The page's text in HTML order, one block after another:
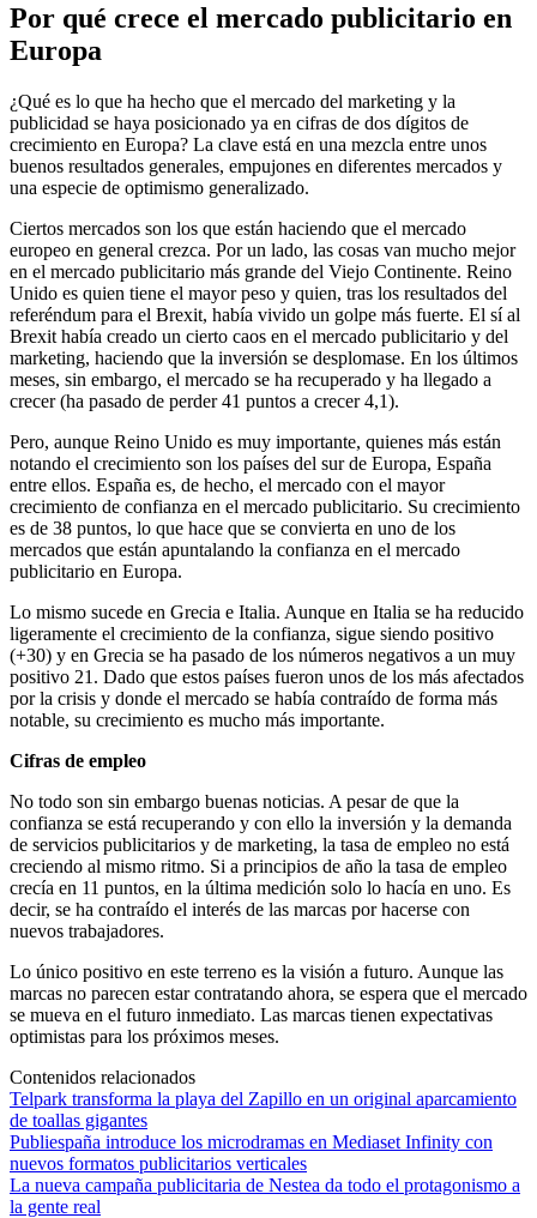
Por qué crece el mercado publicitario en
Europa
¿Qué es lo que ha hecho que el mercado del marketing y la
publicidad se haya posicionado ya en cifras de dos dígitos de
crecimiento en Europa? La clave está en una mezcla entre unos
buenos resultados generales, empujones en diferentes mercados y
una especie de optimismo generalizado.
Ciertos mercados son los que están haciendo que el mercado
europeo en general crezca. Por un lado, las cosas van mucho mejor
en el mercado publicitario más grande del Viejo Continente. Reino
Unido es quien tiene el mayor peso y quien, tras los resultados del
referéndum para el Brexit, había vivido un golpe más fuerte. El sí al
Brexit había creado un cierto caos en el mercado publicitario y del
marketing, haciendo que la inversión se desplomase. En los últimos
meses, sin embargo, el mercado se ha recuperado y ha llegado a
crecer (ha pasado de perder 41 puntos a crecer 4,1).
Pero, aunque Reino Unido es muy importante, quienes más están
notando el crecimiento son los países del sur de Europa, España
entre ellos. España es, de hecho, el mercado con el mayor
crecimiento de confianza en el mercado publicitario. Su crecimiento
es de 38 puntos, lo que hace que se convierta en uno de los
mercados que están apuntalando la confianza en el mercado
publicitario en Europa.
Lo mismo sucede en Grecia e Italia. Aunque en Italia se ha reducido
ligeramente el crecimiento de la confianza, sigue siendo positivo
(+30) y en Grecia se ha pasado de los números negativos a un muy
positivo 21. Dado que estos países fueron unos de los más afectados
por la crisis y donde el mercado se había contraído de forma más
notable, su crecimiento es mucho más importante.
Cifras de empleo
No todo son sin embargo buenas noticias. A pesar de que la
confianza se está recuperando y con ello la inversión y la demanda
de servicios publicitarios y de marketing, la tasa de empleo no está
creciendo al mismo ritmo. Si a principios de año la tasa de empleo
crecía en 11 puntos, en la última medición solo lo hacía en uno. Es
decir, se ha contraído el interés de las marcas por hacerse con
nuevos trabajadores.
Lo único positivo en este terreno es la visión a futuro. Aunque las
marcas no parecen estar contratando ahora, se espera que el mercado
se mueva en el futuro inmediato. Las marcas tienen expectativas
optimistas para los próximos meses.
Contenidos relacionados
Telpark transforma la playa del Zapillo en un original aparcamiento
de toallas gigantes
Publiespaña introduce los microdramas en Mediaset Infinity con
nuevos formatos publicitarios verticales
La nueva campaña publicitaria de Nestea da todo el protagonismo a
la gente real